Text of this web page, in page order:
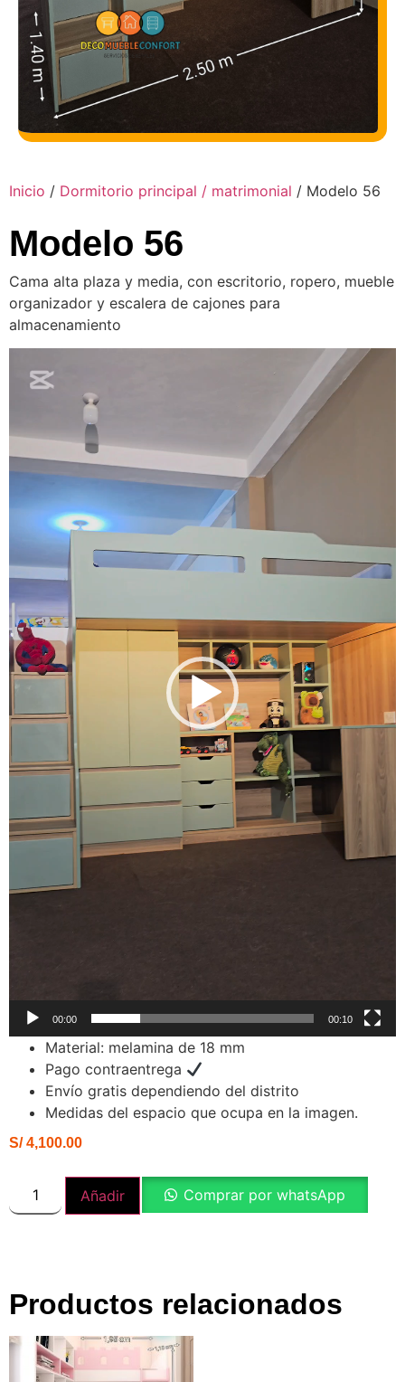
Inicio / Dormitorio principal / matrimonial / Modelo 56
Modelo 56
Cama alta plaza y media, con escritorio, ropero, mueble
organizador y escalera de cajones para
almacenamiento
00:00 00:10
Material: melamina de 18 mm
Pago contraentrega
Envío gratis dependiendo del distrito
Medidas del espacio que ocupa en la imagen.
S/4,100.00
Añadir Comprar por whatsApp
Productos relacionados